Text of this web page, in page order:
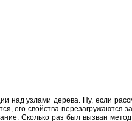
над узлами дерева. Ну, если
его свойства перезагружаются
Сколько раз был вызван